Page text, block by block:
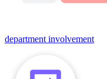
department involvement